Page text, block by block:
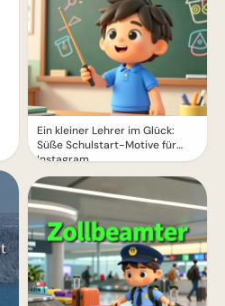
Ein kleiner Lehrer im Glück:
Süße Schulstart-Motive für
Instagram